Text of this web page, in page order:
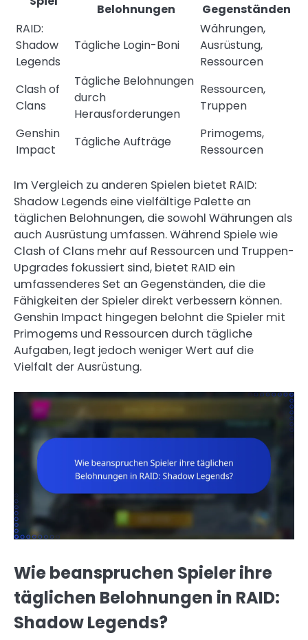
Belohnungen
Gegenständen
RAID:
Shadow
Legends
Tägliche Login-Boni
Währungen,
Ausrüstung,
Ressourcen
Clash of
Clans
Tägliche Belohnungen
durch
Herausforderungen
Ressourcen,
Truppen
Genshin
Impact
Tägliche Aufträge
Primogems,
Ressourcen
Im Vergleich zu anderen Spielen bietet RAID:
Shadow Legends eine vielfältige Palette an
täglichen Belohnungen, die sowohl Währungen als
auch Ausrüstung umfassen. Während Spiele wie
Clash of Clans mehr auf Ressourcen und Truppen-
Upgrades fokussiert sind, bietet RAID ein
umfassenderes Set an Gegenständen, die die
Fähigkeiten der Spieler direkt verbessern können.
Genshin Impact hingegen belohnt die Spieler mit
Primogems und Ressourcen durch tägliche
Aufgaben, legt jedoch weniger Wert auf die
Vielfalt der Ausrüstung.
Wie beanspruchen Spieler ihre
täglichen Belohnungen in RAID:
Shadow Legends?